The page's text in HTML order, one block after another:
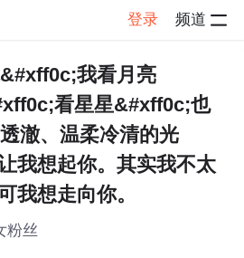
登录 频道
感慨 帖子详情
我看月亮
看星星&#xff0c;也
澈、温柔冷清的光
我想起你。其实我不太
我想走向你。
粉丝